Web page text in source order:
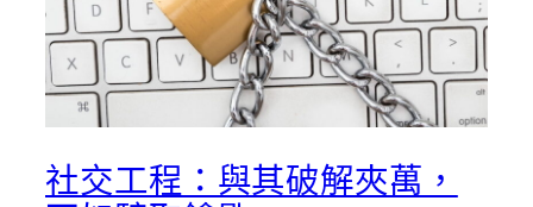
社交工程：與其破解夾萬，